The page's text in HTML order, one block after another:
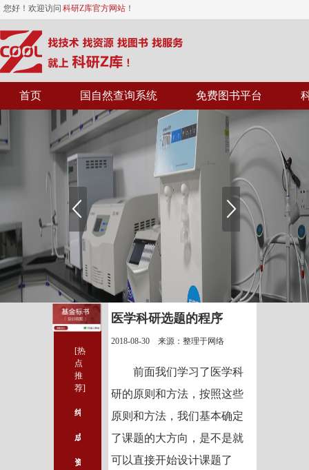
您好！欢迎访问 科研Z库官方网站 ！
首页 国自然查询系统 免费图书平台
[热
点
推
荐]
医学科研选题的程序
2018-08-30 来源：整理于网络
前面我们学习了医学科
研的原则和方法，按照这些
原则和方法，我们基本确定
了课题的大方向，是不是就
可以直接开始设计课题了